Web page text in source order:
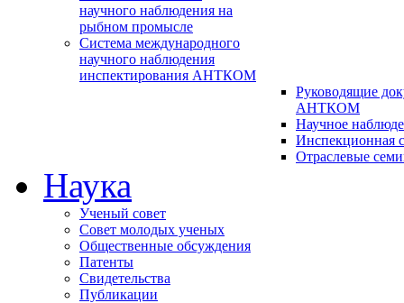
научного наблюдения на
рыбном промысле
Система международного
научного наблюдения
инспектирования АНТКОМ
Руководящие
АНТКОМ
Научное
Инспекционная
Отраслевые
Наука
Ученый совет
Совет молодых ученых
Общественные обсуждения
Патенты
Свидетельства
Публикации